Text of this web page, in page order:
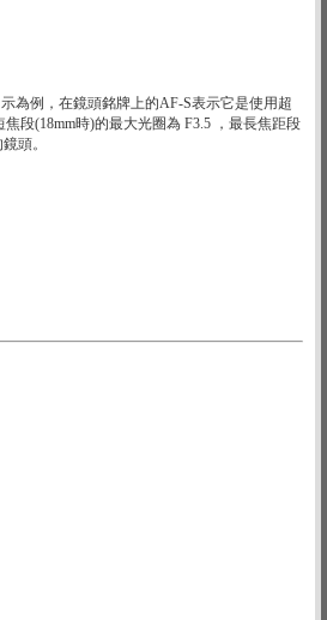
為例，在鏡頭銘牌上的AF-S表示它是使用超
段(18mm時)的最大光圈為 F3.5 ，最長焦距段
頭。